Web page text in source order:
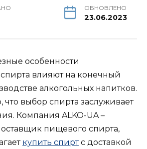
ОБНОВЛЕНО
23.06.2023
особенности
влияют на конечный
алкогольных напитков.
что выбор спирта заслуживает
Компания ALKO-UA –
пищевого спирта,
купить спиртс доставкой